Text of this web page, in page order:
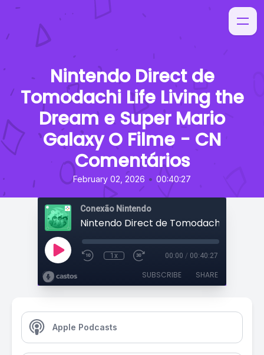
Nintendo Direct de
Tomodachi Life Living the
Dream e Super Mario
Galaxy O Filme - CN
Comentários
February 02, 2026 • 00:40:27
Conexão Nintendo
1x 00:00 / 00:40:27
SUBSCRIBE SHARE
Apple Podcasts